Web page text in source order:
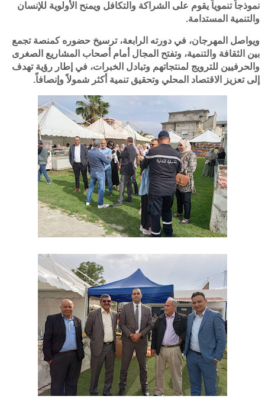
نموذجاً تنموياً يقوم على الشراكة والتكافل ويمنح الأولوية للإنسان
والتنمية المستدامة.
ويواصل المهرجان، في دورته الرابعة، ترسيخ حضوره كمنصة تجمع
بين الثقافة والتنمية، وتفتح المجال أمام أصحاب المشاريع الصغرى
والحرفيين للترويج لمنتجاتهم وتبادل الخبرات، في إطار رؤية تهدف
إلى تعزيز الاقتصاد المحلي وتحقيق تنمية أكثر شمولاً وإنصافاً.